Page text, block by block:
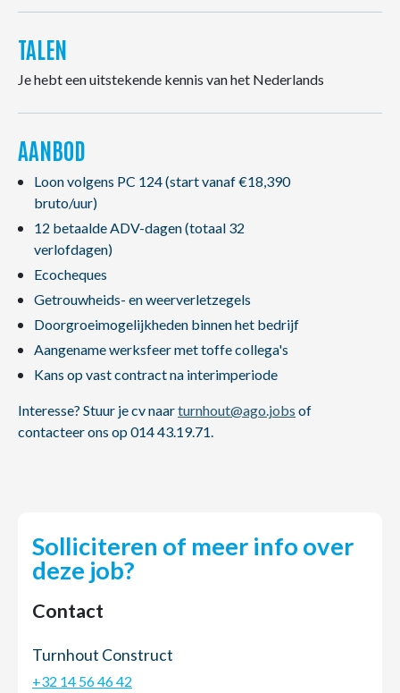
TALEN
Je hebt een uitstekende kennis van het Nederlands
AANBOD
Loon volgens PC 124 (start vanaf €18,390
bruto/uur)
12 betaalde ADV-dagen (totaal 32
verlofdagen)
Ecocheques
Getrouwheids- en weerverletzegels
Doorgroeimogelijkheden binnen het bedrijf
Aangename werksfeer met toffe collega's
Kans op vast contract na interimperiode
Interesse? Stuur je cv naarturnhout@ago.jobs of
contacteer ons op 014 43.19.71.
Solliciteren of meer info over
deze job?
Contact
Turnhout Construct
+32 14 56 46 42